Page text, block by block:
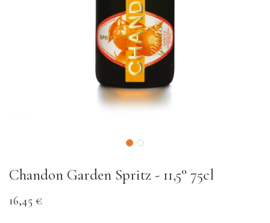
Chandon Garden Spritz - 11,5° 75cl
16,45 €